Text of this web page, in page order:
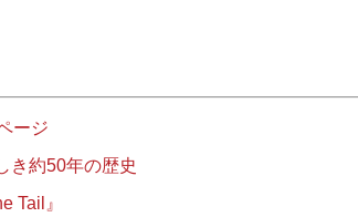
ージ
き約50年の歴史
Tail』